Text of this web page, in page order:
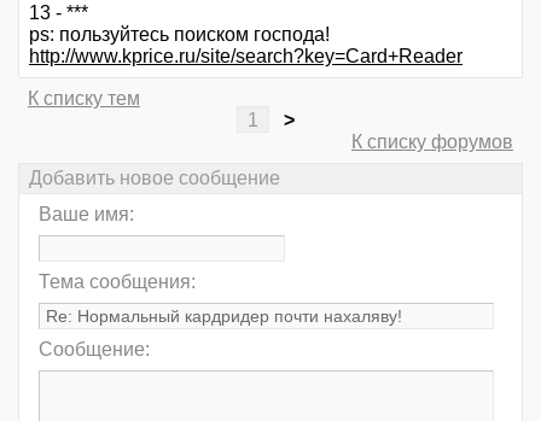
13 - ***
ps: пользуйтесь поиском господа!
http://www.kprice.ru/site/search?key=Card+Reader
К списку тем
1
>
К списку форумов
Добавить новое сообщение
Ваше имя:
Тема сообщения:
Сообщение: